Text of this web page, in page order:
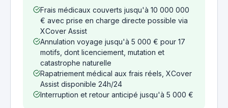
Frais médicaux couverts jusqu'à 10 000 000
€ avec prise en charge directe possible via
XCover Assist
Annulation voyage jusqu'à 5 000 € pour 17
motifs, dont licenciement, mutation et
catastrophe naturelle
Rapatriement médical aux frais réels, XCover
Assist disponible 24h/24
Interruption et retour anticipé jusqu'à 5 000 €